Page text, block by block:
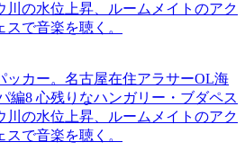
川の水位上昇、ルームメイトのアク
で音楽を聴く。
ッカー。名古屋在住アラサーOL海
編8 心残りなハンガリー・ブダペス
川の水位上昇、ルームメイトのアク
で音楽を聴く。